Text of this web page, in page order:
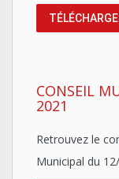
CONSEIL
2021
Retrouvez le
Municipal du